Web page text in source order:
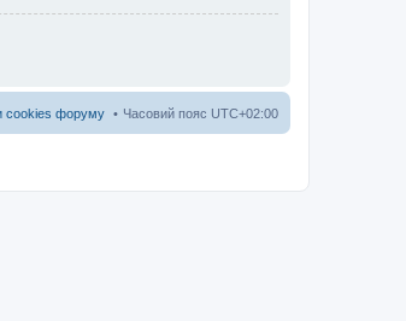
Часовий пояс UTC+02:00
cookies форуму